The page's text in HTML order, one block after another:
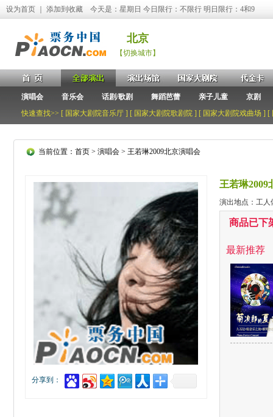
设为首页 添加到收藏 今天是：星期日 今日限行：不限行 明日限行：4和9
北京
【切换城市】
演唱会 音乐会 话剧/歌剧 舞蹈芭蕾 亲子儿童
京剧
快速查找>> [ 国家大剧院音乐厅 ] [ 国家大剧院歌剧院 ] [ 国家大剧院戏曲场 ] [
当前位置： 首页> 演唱会> 王若琳2009北京演唱会
分享到：
王若琳2009
演出地点：工人
商品已下
最新推荐